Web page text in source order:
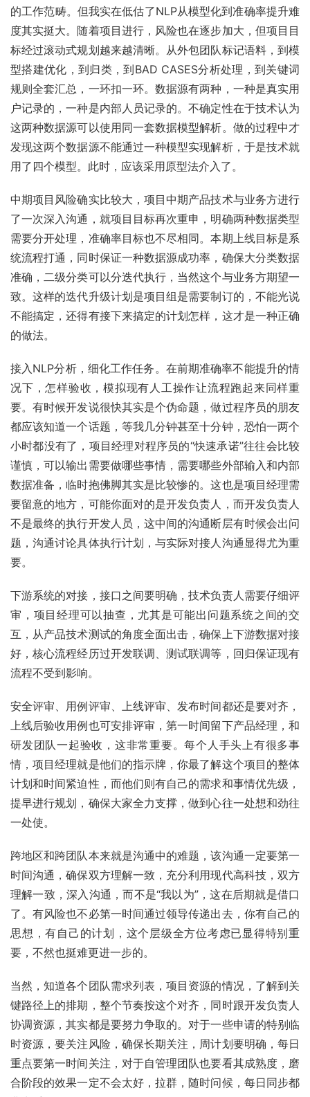
的工作范畴。但我实在低估了NLP从模型化到准确率提升难
度其实挺大。随着项目进行，风险也在逐步加大，但项目目
标经过滚动式规划越来越清晰。从外包团队标记语料，到模
型搭建优化，到归类，到BAD CASES分析处理，到关键词
规则全套汇总，一环扣一环。数据源有两种，一种是真实用
户记录的，一种是内部人员记录的。不确定性在于技术认为
这两种数据源可以使用同一套数据模型解析。做的过程中才
发现这两个数据源不能通过一种模型实现解析，于是技术就
用了四个模型。此时，应该采用原型法介入了。
中期项目风险确实比较大，项目中期产品技术与业务方进行
了一次深入沟通，就项目目标再次重申，明确两种数据类型
需要分开处理，准确率目标也不尽相同。本期上线目标是系
统流程打通，同时保证一种数据源成功率，确保大分类数据
准确，二级分类可以分迭代执行，当然这个与业务方期望一
致。这样的迭代升级计划是项目组是需要制订的，不能光说
不能搞定，还得有接下来搞定的计划怎样，这才是一种正确
的做法。
接入NLP分析，细化工作任务。在前期准确率不能提升的情
况下，怎样验收，模拟现有人工操作让流程跑起来同样重
要。有时候开发说很快其实是个伪命题，做过程序员的朋友
都应该知道一个话题，等我几分钟甚至十分钟，恐怕一两个
小时都没有了，项目经理对程序员的“快速承诺”往往会比较
谨慎，可以输出需要做哪些事情，需要哪些外部输入和内部
数据准备，临时抱佛脚其实是比较惨的。这也是项目经理需
要留意的地方，可能你面对的是开发负责人，而开发负责人
不是最终的执行开发人员，这中间的沟通断层有时候会出问
题，沟通讨论具体执行计划，与实际对接人沟通显得尤为重
要。
下游系统的对接，接口之间要明确，技术负责人需要仔细评
审，项目经理可以抽查，尤其是可能出问题系统之间的交
互，从产品技术测试的角度全面出击，确保上下游数据对接
好，核心流程经历过开发联调、测试联调等，回归保证现有
流程不受到影响。
安全评审、用例评审、上线评审、发布时间都还是要对齐，
上线后验收用例也可安排评审，第一时间留下产品经理，和
研发团队一起验收，这非常重要。每个人手头上有很多事
情，项目经理就是他们的指示牌，你最了解这个项目的整体
计划和时间紧迫性，而他们则有自己的需求和事情优先级，
提早进行规划，确保大家全力支撑，做到心往一处想和劲往
一处使。
跨地区和跨团队本来就是沟通中的难题，该沟通一定要第一
时间沟通，确保双方理解一致，充分利用现代高科技，双方
理解一致，深入沟通，而不是“我以为”，这在后期就是借口
了。有风险也不必第一时间通过领导传递出去，你有自己的
思想，有自己的计划，这个层级全方位考虑已显得特别重
要，不然也挺难更进一步的。
当然，知道各个团队需求列表，项目资源的情况，了解到关
键路径上的排期，整个节奏按这个对齐，同时跟开发负责人
协调资源，其实都是要努力争取的。对于一些申请的特别临
时资源，要关注风险，确保长期关注，周计划要明确，每日
重点要第一时间关注，对于自管理团队也要看其成熟度，磨
合阶段的效果一定不会太好，拉群，随时问候，每日同步都